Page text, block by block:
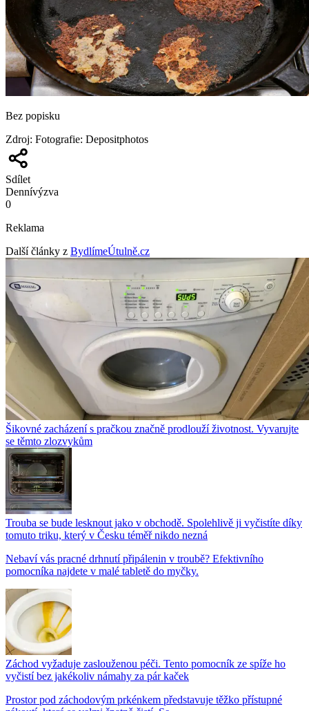
Bez popisku
Zdroj: Fotografie: Depositphotos
Sdílet
Dennívýzva
0
Reklama
Další články z BydlímeÚtulně.cz
Šikovné zacházení s pračkou značně prodlouží životnost. Vyvarujte
se těmto zlozvykům
Trouba se bude lesknout jako v obchodě. Spolehlivě ji vyčistíte díky
tomuto triku, který v Česku téměř nikdo nezná
Nebaví vás pracné drhnutí připálenin v troubě? Efektivního
pomocníka najdete v malé tabletě do myčky.
Záchod vyžaduje zaslouženou péči. Tento pomocník ze spíže ho
vyčistí bez jakékoliv námahy za pár kaček
Prostor pod záchodovým prkénkem představuje těžko přístupné